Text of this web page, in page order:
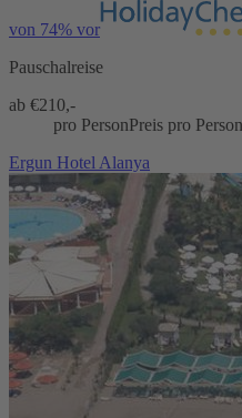
von 74% vor
Pauschalreise
ab €210,-
pro PersonPreis pro Person
Ergun Hotel Alanya